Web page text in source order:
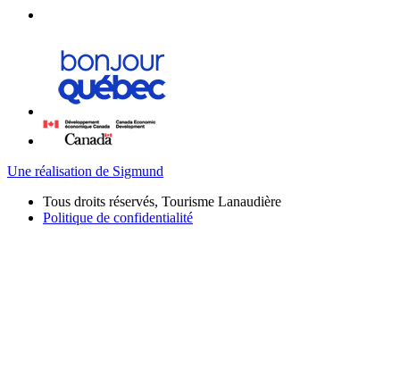
Une réalisation de Sigmund
Tous droits réservés, Tourisme Lanaudière
Politique de confidentialité